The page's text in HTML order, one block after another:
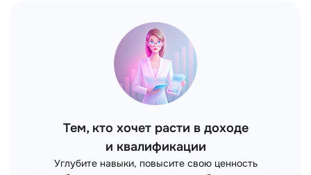
Тем, кто хочет расти в доходе
и квалификации
Углубите навыки, повысите свою ценность